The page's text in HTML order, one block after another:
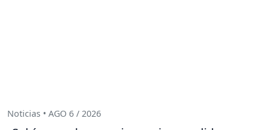
Noticias • AGO 6 / 2026